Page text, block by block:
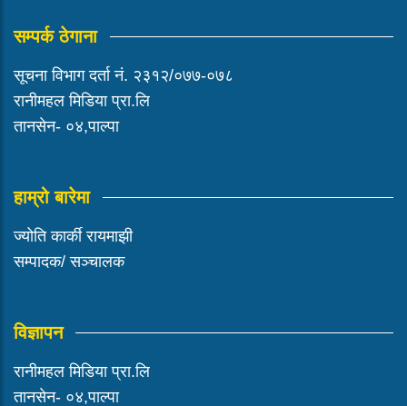
सम्पर्क ठेगाना
सूचना विभाग दर्ता नं. २३१२/०७७-०७८
रानीमहल मिडिया प्रा.लि
तानसेन- ०४,पाल्पा
हाम्रो बारेमा
ज्योति कार्की रायमाझी
सम्पादक/ सञ्चालक
विज्ञापन
रानीमहल मिडिया प्रा.लि
तानसेन- ०४,पाल्पा